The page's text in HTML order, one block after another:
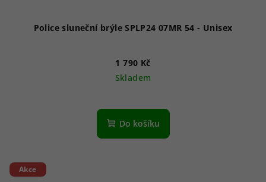
Police sluneční brýle SPLP24 07MR 54 - Unisex
1 790 Kč
Skladem
Do košíku
Akce